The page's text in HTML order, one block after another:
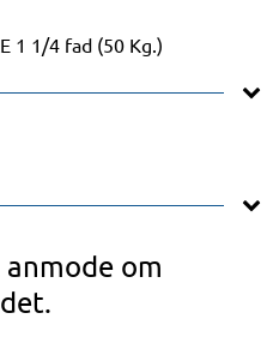
1 1/4 fad (50 Kg.)
om